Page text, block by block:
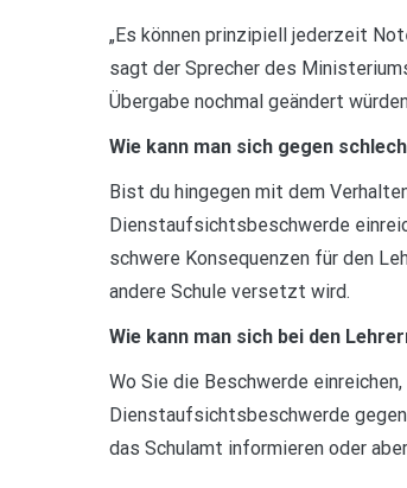
„Es können prinzipiell jederzeit
sagt der Sprecher des
Übergabe nochmal geändert
Wie kann man sich gegen
Bist du hingegen mit dem
Dienstaufsichtsbeschwerde
schwere Konsequenzen für den
andere Schule versetzt wird.
Wie kann man sich bei den
Wo Sie die Beschwerde
Dienstaufsichtsbeschwerde
das Schulamt informieren oder